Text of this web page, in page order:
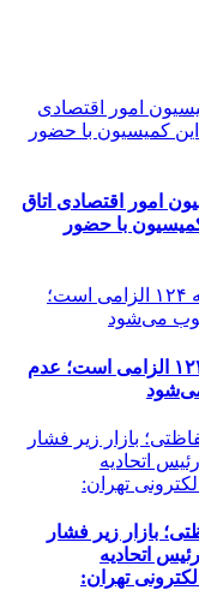
امور اقتصادی اتاق
با حضور
ثبت قیمت کالا و خدمات در سامانه ۱۲۴ الزامی است؛ عدم
بازار زیر فشار
اتحادیه
تهران: